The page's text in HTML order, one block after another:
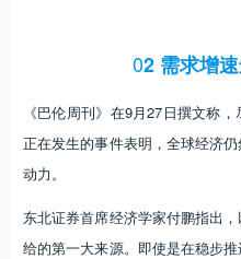
02 需求增
《巴伦周刊》在9月27日撰文称
正在发生的事件表明，全球经济
动力。
东北证券首席经济学家付鹏指出
给的第一大来源。即使是在稳步